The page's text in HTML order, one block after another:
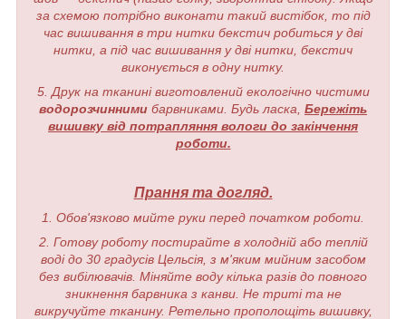
за схемою потрібно виконати такий вистібок, то під
час вишивання в три нитки бекстич робиться у дві
нитки, а під час вишивання у дві нитки, бекстич
виконується в одну нитку.
5. Друк на тканині виготовлений екологічно чистими
водорозчинними барвниками. Будь ласка, Бережіть
вишивку від потрапляння вологи до закінчення
роботи.
Прання та догляд.
1. Обов'язково мийте руки перед початком роботи.
2. Готову роботу постирайте в холодній або теплій
воді до 30 градусів Цельсія, з м'яким мийним засобом
без вибілювачів. Міняйте воду кілька разів до повного
зникнення барвника з канви. Не триті та не
викручуйте тканину. Ретельно прополощіть вишивку,